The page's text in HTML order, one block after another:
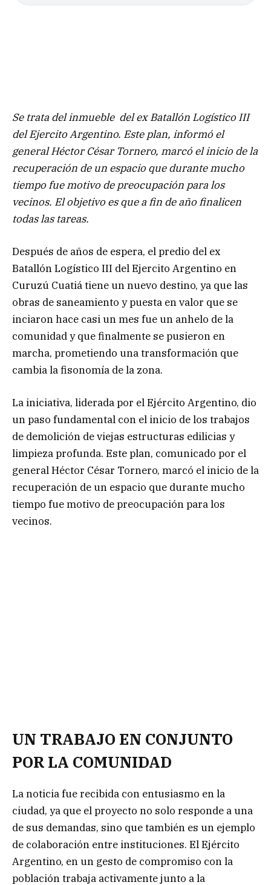
Se trata del inmueble del ex Batallón Logístico III
del Ejercito Argentino. Este plan, informó el
general Héctor César Tornero, marcó el inicio de la
recuperación de un espacio que durante mucho
tiempo fue motivo de preocupación para los
vecinos. El objetivo es que a fin de año finalicen
todas las tareas.
Después de años de espera, el predio del ex
Batallón Logístico III del Ejercito Argentino en
Curuzú Cuatiá tiene un nuevo destino, ya que las
obras de saneamiento y puesta en valor que se
inciaron hace casi un mes fue un anhelo de la
comunidad y que finalmente se pusieron en
marcha, prometiendo una transformación que
cambia la fisonomía de la zona.
La iniciativa, liderada por el Ejército Argentino, dio
un paso fundamental con el inicio de los trabajos
de demolición de viejas estructuras edilicias y
limpieza profunda. Este plan, comunicado por el
general Héctor César Tornero, marcó el inicio de la
recuperación de un espacio que durante mucho
tiempo fue motivo de preocupación para los
vecinos.
UN TRABAJO EN CONJUNTO
POR LA COMUNIDAD
La noticia fue recibida con entusiasmo en la
ciudad, ya que el proyecto no solo responde a una
de sus demandas, sino que también es un ejemplo
de colaboración entre instituciones. El Ejército
Argentino, en un gesto de compromiso con la
población trabaja activamente junto a la